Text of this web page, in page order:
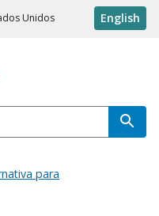
Unidos English
para